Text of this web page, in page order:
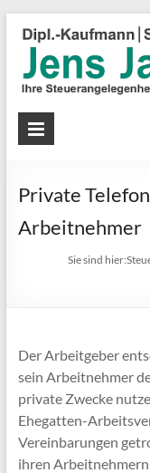
Private
Arbeitnehmer
Sie sind hier:
Der Arbeitgeber
sein Arbeitnehmer
private Zwecke
Ehegatten-
Vereinbarungen
ihren